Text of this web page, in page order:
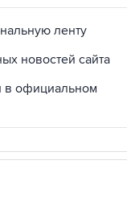
ленту
новостей сайта
в официальном